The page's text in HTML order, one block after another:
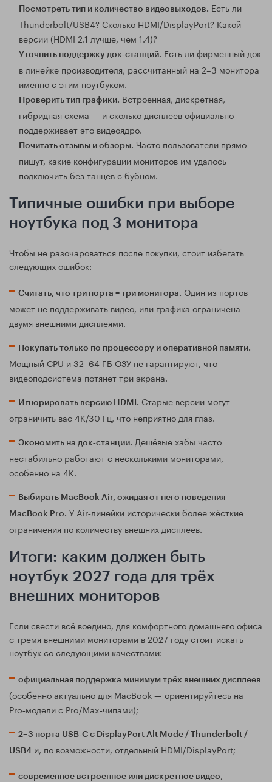
Посмотреть тип и количество видеовыходов. Есть ли
Thunderbolt/USB4? Сколько HDMI/DisplayPort? Какой
версии (HDMI 2.1 лучше, чем 1.4)?
Уточнить поддержку док‑станций. Есть ли фирменный док
в линейке производителя, рассчитанный на 2–3 монитора
именно с этим ноутбуком.
Проверить тип графики. Встроенная, дискретная,
гибридная схема — и сколько дисплеев официально
поддерживает это видеоядро.
Почитать отзывы и обзоры. Часто пользователи прямо
пишут, какие конфигурации мониторов им удалось
подключить без танцев с бубном.
Типичные ошибки при выборе
ноутбука под 3 монитора
Чтобы не разочароваться после покупки, стоит избегать
следующих ошибок:
Считать, что три порта = три монитора. Один из портов
может не поддерживать видео, или графика ограничена
двумя внешними дисплеями.
Покупать только по процессору и оперативной памяти.
Мощный CPU и 32–64 ГБ ОЗУ не гарантируют, что
видеоподсистема потянет три экрана.
Игнорировать версию HDMI. Старые версии могут
ограничить вас 4K/30 Гц, что неприятно для глаз.
Экономить на док‑станции. Дешёвые хабы часто
нестабильно работают с несколькими мониторами,
особенно на 4K.
Выбирать MacBook Air, ожидая от него поведения
MacBook Pro. У Air‑линейки исторически более жёсткие
ограничения по количеству внешних дисплеев.
Итоги: каким должен быть
ноутбук 2027 года для трёх
внешних мониторов
Если свести всё воедино, для комфортного домашнего офиса
с тремя внешними мониторами в 2027 году стоит искать
ноутбук со следующими качествами:
официальная поддержка минимум трёх внешних дисплеев
(особенно актуально для MacBook — ориентируйтесь на
Pro‑модели с Pro/Max‑чипами);
2–3 порта USB‑C с DisplayPort Alt Mode / Thunderbolt /
USB4 и, по возможности, отдельный HDMI/DisplayPort;
современное встроенное или дискретное видео,